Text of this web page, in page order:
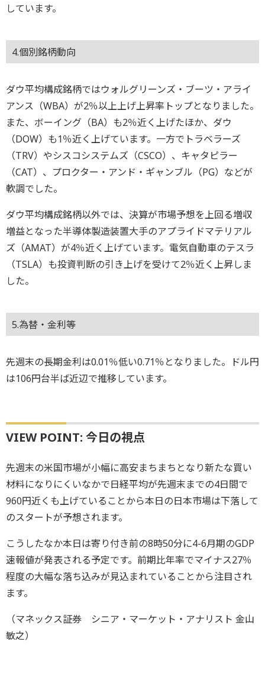
しています。
4.個別銘柄動向
ダウ平均構成銘柄ではウォルグリーンズ・ブーツ・アライ
アンス（WBA）が2％以上上げ上昇率トップとなりました。
また、ボーイング（BA）も2％近く上げたほか、ダウ
（DOW）も1％近く上げています。一方でトラベラーズ
（TRV）やシスコシステムズ（CSCO）、キャタピラー
（CAT）、プロクター・アンド・ギャンブル（PG）などが
軟調でした。
ダウ平均構成銘柄以外では、決算が市場予想を上回る増収
増益となった半導体製造装置大手のアプライドマテリアル
ズ（AMAT）が4％近く上げています。電気自動車のテスラ
（TSLA）も投資判断の引き上げを受けて2％近く上昇しま
した。
5.為替・金利等
先週末の長期金利は0.01％低い0.71％となりました。ドル円
は106円台半ば近辺で推移しています。
VIEW POINT: 今日の視点
先週末の米国市場が小幅に高安まちまちとなり新たな買い
材料になりにくいなかで日経平均が先週末までの4日間で
960円近くも上げていることから本日の日本市場は下落して
のスタートが予想されます。
こうしたなか本日は寄り付き前の8時50分に4-6月期のGDP
速報値が発表される予定です。前期比年率でマイナス27％
程度の大幅な落ち込みが見込まれていることから注目され
ます。
（マネックス証券 シニア・マーケット・アナリスト 金山
敏之）